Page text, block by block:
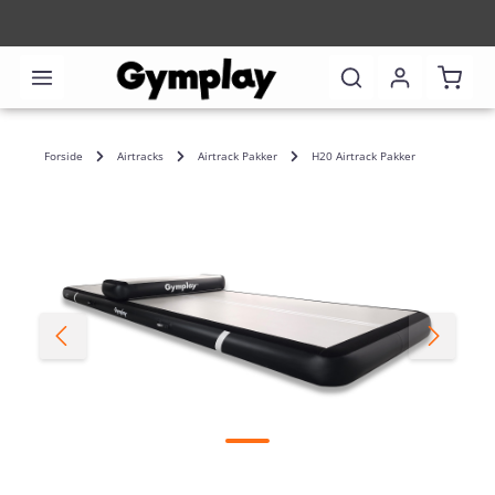
Forside Airtracks Airtrack Pakker H20 Airtrack Pakker